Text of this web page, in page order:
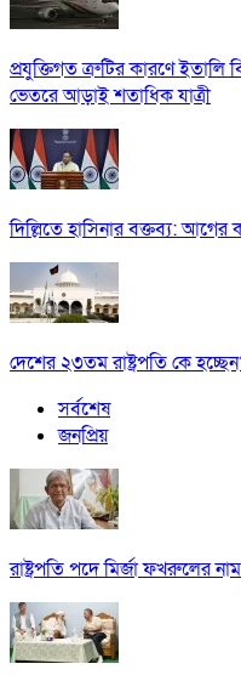
প্রযুক্তিগত ত্রুটির কারণে ইতালি
ভেতরে আড়াই শতাধিক যাত্রী
দিল্লিতে হাসিনার বক্তব্য:
দেশের ২৩তম রাষ্ট্রপতি কে
সর্বশেষ
জনপ্রিয়
রাষ্ট্রপতি পদে মির্জা ফখরুলের